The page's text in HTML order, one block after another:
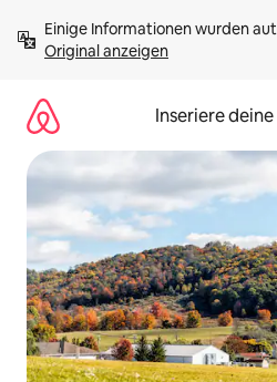
Inhalten
springenOriginal anzeigen
Inseriere